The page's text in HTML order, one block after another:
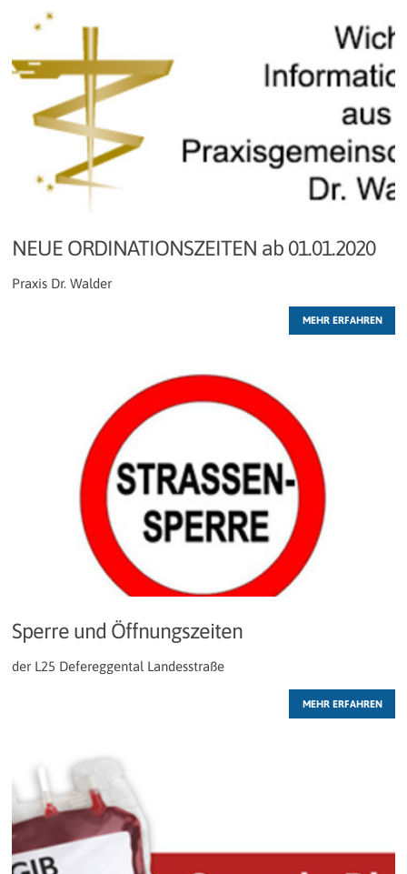
NEUE ORDINATIONSZEITEN ab 01.01.2020
Praxis Dr. Walder
MEHR ERFAHREN
Sperre und Öffnungszeiten
der L25 Defereggental Landesstraße
MEHR ERFAHREN